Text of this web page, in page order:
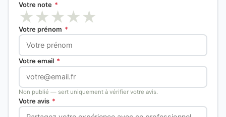
Votre note *
★★★★★
Votre prénom *
Votre email *
Non publié — sert uniquement à vérifier votre avis.
Votre avis *